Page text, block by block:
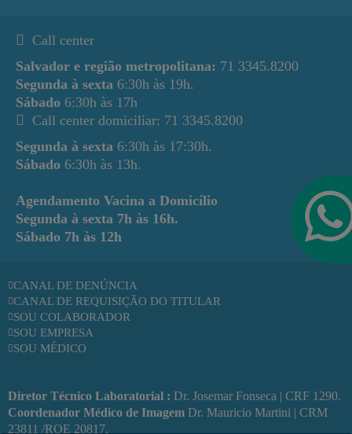
Call center
Salvador e região metropolitana: 71 3345.8200
Segunda à sexta 6:30h às 19h.
Sábado 6:30h às 17h
Call center domiciliar: 71 3345.8200
Segunda à sexta 6:30h às 17:30h.
Sábado 6:30h às 13h.
Agendamento Vacina a Domicílio
Segunda à sexta 7h às 16h.
Sábado 7h às 12h
Diretor Técnico Laboratorial : Dr. Josemar Fonseca | CRF 1290.
Coordenador Médico de Imagem Dr. Mauricio Martini | CRM
23811 /RQE 20817.
CANAL DE DENÚNCIA
CANAL DE REQUISIÇÃO DO TITULAR
SOU COLABORADOR
SOU EMPRESA
SOU MÉDICO